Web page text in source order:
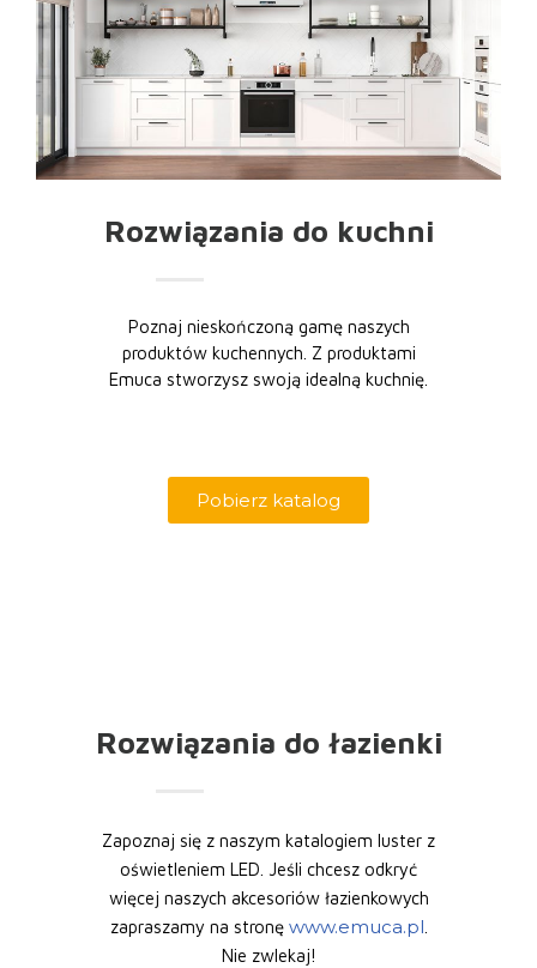
Rozwiązania do kuchni
Poznaj nieskończoną gamę naszych
produktów kuchennych. Z produktami
Emuca stworzysz swoją idealną kuchnię.
Pobierz katalog
Rozwiązania do łazienki
Zapoznaj się z naszym katalogiem luster z
oświetleniem LED. Jeśli chcesz odkryć
więcej naszych akcesoriów łazienkowych
zapraszamy na stronę www.emuca.pl
Nie zwlekaj!